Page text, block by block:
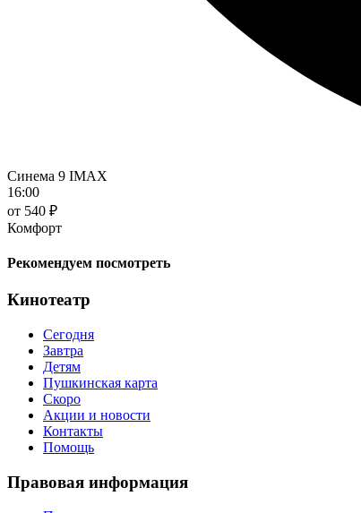
Синема 9 IMAX
16:00
от 540 ₽
Комфорт
Рекомендуем посмотреть
Кинотеатр
Сегодня
Завтра
Детям
Пушкинская карта
Скоро
Акции и новости
Контакты
Помощь
Правовая информация